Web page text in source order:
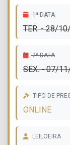
1ª DATA
TER. - 28/
2ª DATA
SEX. - 07/
TIPO DE
ONLINE
LEILOEIRA